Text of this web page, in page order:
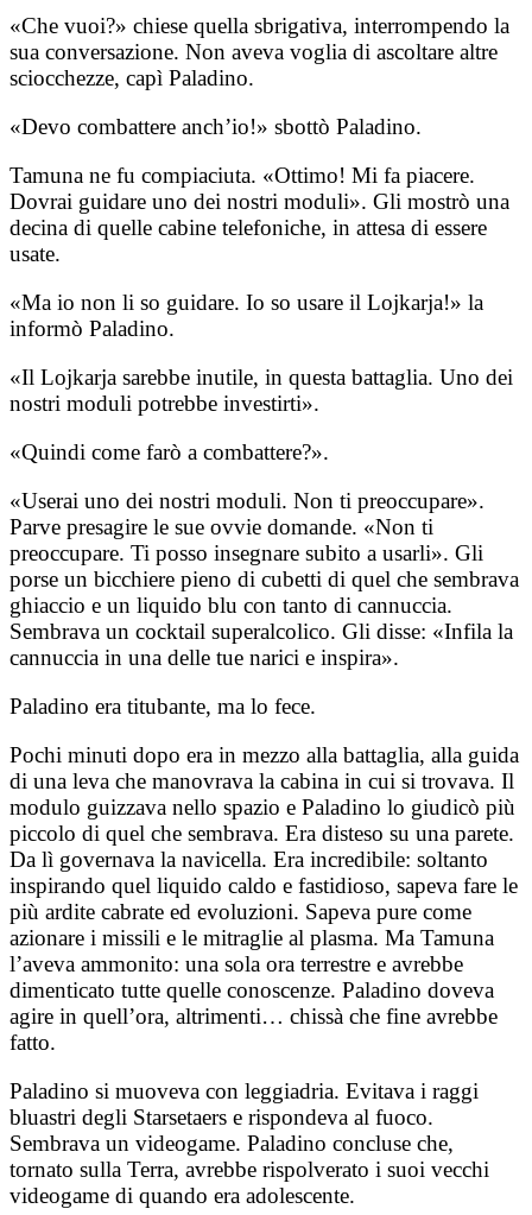
«Che vuoi?» chiese quella sbrigativa, interrompendo la
sua conversazione. Non aveva voglia di ascoltare altre
sciocchezze, capì Paladino.
«Devo combattere anch’io!» sbottò Paladino.
Tamuna ne fu compiaciuta. «Ottimo! Mi fa piacere.
Dovrai guidare uno dei nostri moduli». Gli mostrò una
decina di quelle cabine telefoniche, in attesa di essere
usate.
«Ma io non li so guidare. Io so usare il Lojkarja!» la
informò Paladino.
«Il Lojkarja sarebbe inutile, in questa battaglia. Uno dei
nostri moduli potrebbe investirti».
«Quindi come farò a combattere?».
«Userai uno dei nostri moduli. Non ti preoccupare».
Parve presagire le sue ovvie domande. «Non ti
preoccupare. Ti posso insegnare subito a usarli». Gli
porse un bicchiere pieno di cubetti di quel che sembrava
ghiaccio e un liquido blu con tanto di cannuccia.
Sembrava un cocktail superalcolico. Gli disse: «Infila la
cannuccia in una delle tue narici e inspira».
Paladino era titubante, ma lo fece.
Pochi minuti dopo era in mezzo alla battaglia, alla guida
di una leva che manovrava la cabina in cui si trovava. Il
modulo guizzava nello spazio e Paladino lo giudicò più
piccolo di quel che sembrava. Era disteso su una parete.
Da lì governava la navicella. Era incredibile: soltanto
inspirando quel liquido caldo e fastidioso, sapeva fare le
più ardite cabrate ed evoluzioni. Sapeva pure come
azionare i missili e le mitraglie al plasma. Ma Tamuna
l’aveva ammonito: una sola ora terrestre e avrebbe
dimenticato tutte quelle conoscenze. Paladino doveva
agire in quell’ora, altrimenti… chissà che fine avrebbe
fatto.
Paladino si muoveva con leggiadria. Evitava i raggi
bluastri degli Starsetaers e rispondeva al fuoco.
Sembrava un videogame. Paladino concluse che,
tornato sulla Terra, avrebbe rispolverato i suoi vecchi
videogame di quando era adolescente.